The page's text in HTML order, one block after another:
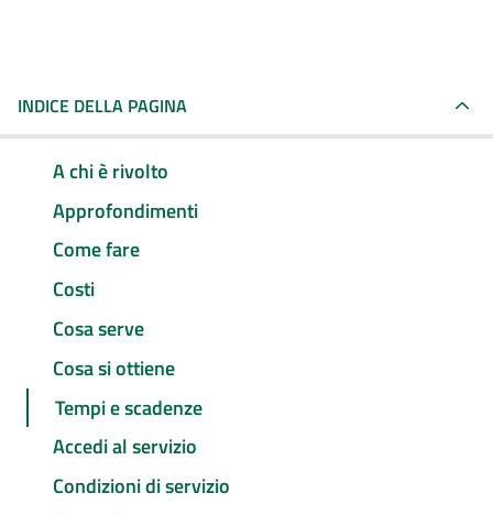
INDICE DELLA PAGINA
A chi è rivolto
Approfondimenti
Come fare
Costi
Cosa serve
Cosa si ottiene
Tempi e scadenze
Accedi al servizio
Condizioni di servizio